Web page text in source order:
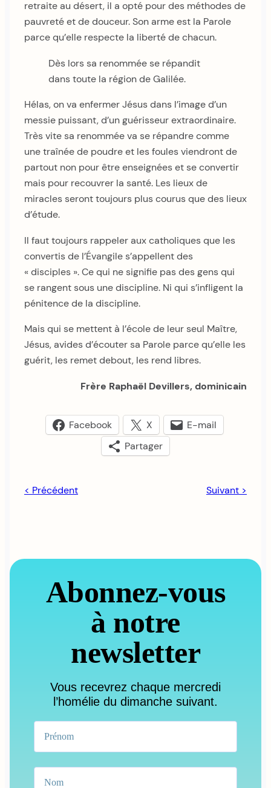
retraite au désert, il a opté pour des méthodes de
pauvreté et de douceur. Son arme est la Parole
parce qu’elle respecte la liberté de chacun.
Dès lors sa renommée se répandit
dans toute la région de Galilée.
Hélas, on va enfermer Jésus dans l’image d’un
messie puissant, d’un guérisseur extraordinaire.
Très vite sa renommée va se répandre comme
une traînée de poudre et les foules viendront de
partout non pour être enseignées et se convertir
mais pour recouvrer la santé. Les lieux de
miracles seront toujours plus courus que des lieux
d’étude.
Il faut toujours rappeler aux catholiques que les
convertis de l’Évangile s’appellent des
« disciples ». Ce qui ne signifie pas des gens qui
se rangent sous une discipline. Ni qui s’infligent la
pénitence de la discipline.
Mais qui se mettent à l’école de leur seul Maître,
Jésus, avides d’écouter sa Parole parce qu’elle les
guérit, les remet debout, les rend libres.
Frère Raphaël Devillers, dominicain
Facebook X
E-mail
Partager
< Précédent Suivant >
Abonnez-vous
à notre
newsletter
Vous recevrez chaque mercredi
l’homélie du dimanche suivant.